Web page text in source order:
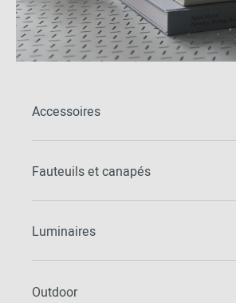
Accessoires
Fauteuils et canapés
Luminaires
Outdoor